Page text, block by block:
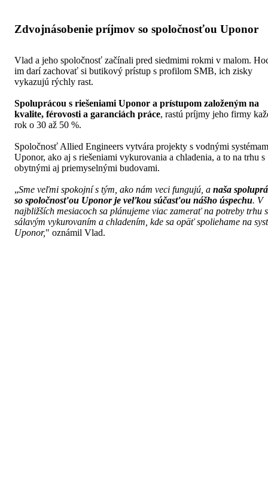
Zdvojnásobenie príjmov so spoločnosťou Uponor
Vlad a jeho spoločnosť začínali pred siedmimi rokmi v malom.
im darí zachovať si butikový prístup s profilom SMB, ich zisky
vykazujú rýchly rast.
Spoluprácou s riešeniami Uponor a prístupom založeným na
kvalite, férovosti a garanciách práce, rastú príjmy jeho firmy
rok o 30 až 50 %.
Spoločnosť Allied Engineers vytvára projekty s vodnými
Uponor, ako aj s riešeniami vykurovania a chladenia, a to na trhu s
obytnými aj priemyselnými budovami.
„Sme veľmi spokojní s tým, ako nám veci fungujú, a naša
so spoločnosťou Uponor je veľkou súčasťou nášho úspechu. V
najbližších mesiacoch sa plánujeme viac zamerať na potreby trhu
sálavým vykurovaním a chladením, kde sa opäť spoliehame na
Uponor," oznámil Vlad.